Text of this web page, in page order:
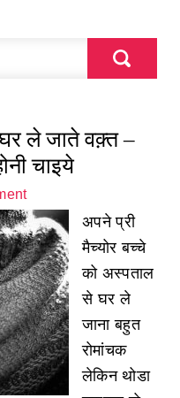
ले जाते वक़्त –
चाइये
अपने प्री
मैच्योर बच्चे
को अस्पताल
से घर ले
जाना बहुत
रोमांचक
लेकिन थोडा